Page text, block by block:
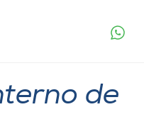
de